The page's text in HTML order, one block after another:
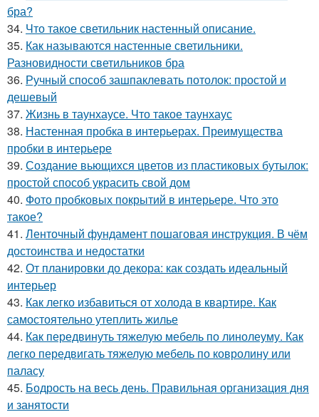
бра?
34. Что такое светильник настенный описание.
35. Как называются настенные светильники.
Разновидности светильников бра
36. Ручный способ зашпаклевать потолок: простой и
дешевый
37. Жизнь в таунхаусе. Что такое таунхаус
38. Настенная пробка в интерьерах. Преимущества
пробки в интерьере
39. Создание вьющихся цветов из пластиковых бутылок:
простой способ украсить свой дом
40. Фото пробковых покрытий в интерьере. Что это
такое?
41. Ленточный фундамент пошаговая инструкция. В чём
достоинства и недостатки
42. От планировки до декора: как создать идеальный
интерьер
43. Как легко избавиться от холода в квартире. Как
самостоятельно утеплить жилье
44. Как передвинуть тяжелую мебель по линолеуму. Как
легко передвигать тяжелую мебель по ковролину или
паласу
45. Бодрость на весь день. Правильная организация дня
и занятости